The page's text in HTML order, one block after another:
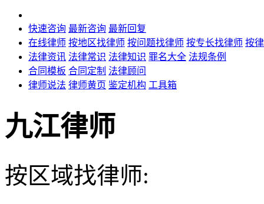
快速咨询 最新咨询 最新回复
在线律师 按地区找律师 按问题找律师 按专长找律师 按
法律资讯 法律常识 法律知识 罪名大全 法规条例
合同模板 合同定制 法律顾问
律师说法 律师黄页 鉴定机构 工具箱
九江律师
按区域找律师: